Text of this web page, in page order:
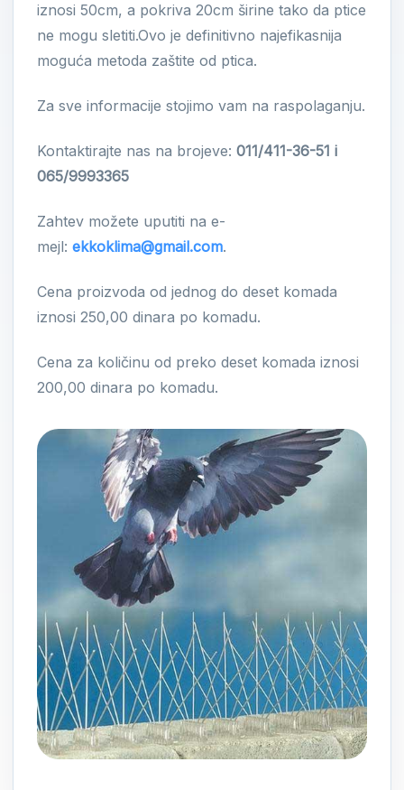
iznosi 50cm, a pokriva 20cm širine tako da ptice
ne mogu sletiti.Ovo je definitivno najefikasnija
moguća metoda zaštite od ptica.
Za sve informacije stojimo vam na raspolaganju.
Kontaktirajte nas na brojeve: 011/411-36-51 i
065/9993365
Zahtev možete uputiti na e-
mejl: ekkoklima@gmail.com.
Cena proizvoda od jednog do deset komada
iznosi 250,00 dinara po komadu.
Cena za količinu od preko deset komada iznosi
200,00 dinara po komadu.